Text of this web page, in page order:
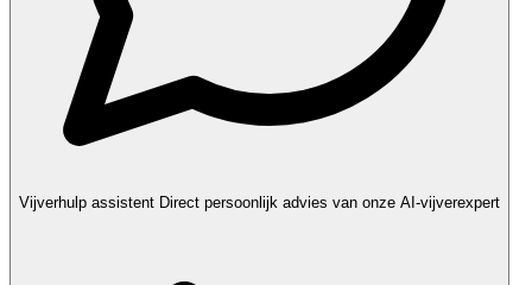
Vijverhulp assistent Direct persoonlijk advies van onze AI-vijverexpert